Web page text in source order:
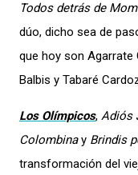
Todos detrás de
dúo, dicho sea de
que hoy son Agarrate
Balbis y Tabaré
Los Olímpicos, Adiós
Colombinay Brindis
transformación del